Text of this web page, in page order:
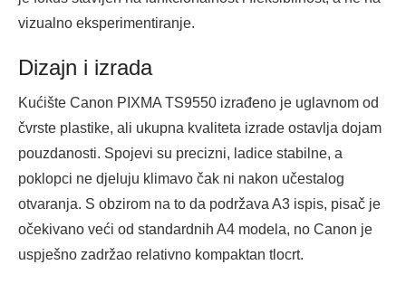
vizualno eksperimentiranje.
Dizajn i izrada
Kućište Canon PIXMA TS9550 izrađeno je uglavnom od
čvrste plastike, ali ukupna kvaliteta izrade ostavlja dojam
pouzdanosti. Spojevi su precizni, ladice stabilne, a
poklopci ne djeluju klimavo čak ni nakon učestalog
otvaranja. S obzirom na to da podržava A3 ispis, pisač je
očekivano veći od standardnih A4 modela, no Canon je
uspješno zadržao relativno kompaktan tlocrt.